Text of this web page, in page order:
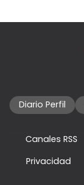
Diario Perfil
Canales RSS
Privacidad